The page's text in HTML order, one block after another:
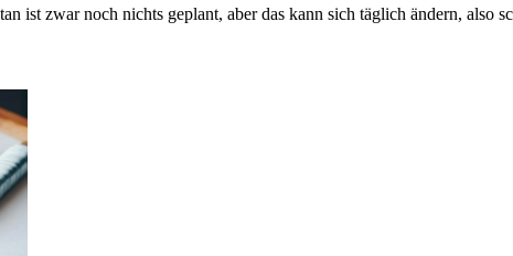
ist zwar noch nichts geplant, aber das kann sich täglich ändern, also